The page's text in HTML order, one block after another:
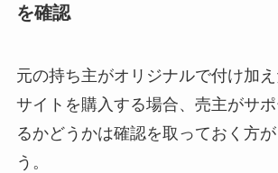
を確認
元の持ち主がオリジナルで付け加
サイトを購入する場合、売主がサ
るかどうかは確認を取っておく方が
う。